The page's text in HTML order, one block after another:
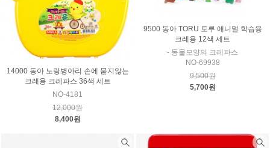
14000 동아 노랑병아리 손에 묻지않는
크레용 크레파스 36색 세트
NO-4181
12,000원
8,400원
9500 동아 TORU 토루 애니멀 학습용
크레용 12색 세트
- 동물모양의 크레파스
NO-69938
9,500원
5,700원